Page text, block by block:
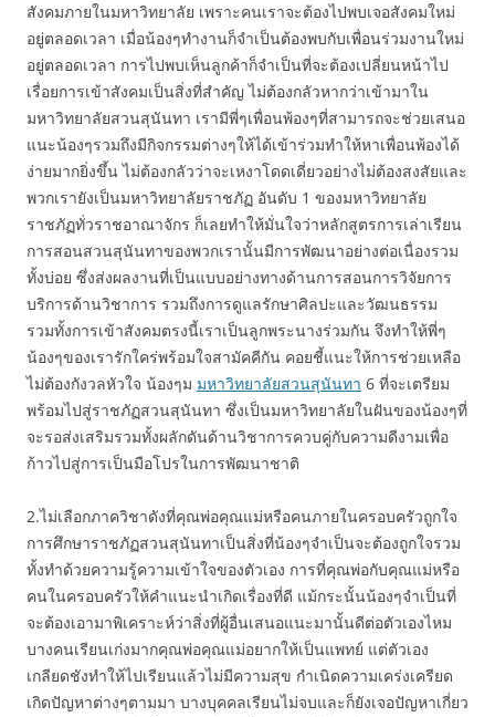
สังคมภายในมหาวิทยาลัย เพราะคนเราจะต้องไปพบเจอสังคมใหม่
อยู่ตลอดเวลา เมื่อน้องๆทำงานก็จำเป็นต้องพบกับเพื่อนร่วมงานใหม่
อยู่ตลอดเวลา การไปพบเห็นลูกค้าก็จำเป็นที่จะต้องเปลี่ยนหน้าไป
เรื่อยการเข้าสังคมเป็นสิ่งที่สำคัญ ไม่ต้องกลัวหากว่าเข้ามาใน
มหาวิทยาลัยสวนสุนันทา เรามีพี่ๆเพื่อนพ้องๆที่สามารถจะช่วยเสนอ
แนะน้องๆรวมถึงมีกิจกรรมต่างๆให้ได้เข้าร่วมทำให้หาเพื่อนพ้องได้
ง่ายมากยิ่งขึ้น ไม่ต้องกลัวว่าจะเหงาโดดเดี่ยวอย่างไม่ต้องสงสัยและ
พวกเรายังเป็นมหาวิทยาลัยราชภัฏ อันดับ 1 ของมหาวิทยาลัย
ราชภัฏทั่วราชอาณาจักร ก็เลยทำให้มั่นใจว่าหลักสูตรการเล่าเรียน
การสอนสวนสุนันทาของพวกเรานั้นมีการพัฒนาอย่างต่อเนื่องรวม
ทั้งบ่อย ซึ่งส่งผลงานที่เป็นแบบอย่างทางด้านการสอนการวิจัยการ
บริการด้านวิชาการ รวมถึงการดูแลรักษาศิลปะและวัฒนธรรม
รวมทั้งการเข้าสังคมตรงนี้เราเป็นลูกพระนางร่วมกัน จึงทำให้พี่ๆ
น้องๆของเรารักใคร่พร้อมใจสามัคคีกัน คอยชี้แนะให้การช่วยเหลือ
ไม่ต้องกังวลหัวใจ น้องๆม มหาวิทยาลัยสวนสุนันทา 6 ที่จะเตรียม
พร้อมไปสู่ราชภัฏสวนสุนันทา ซึ่งเป็นมหาวิทยาลัยในฝันของน้องๆที่
จะรอส่งเสริมรวมทั้งผลักดันด้านวิชาการควบคู่กับความดีงามเพื่อ
ก้าวไปสู่การเป็นมือโปรในการพัฒนาชาติ
2.ไม่เลือกภาควิชาดังที่คุณพ่อคุณแม่หรือคนภายในครอบครัวถูกใจ
การศึกษาราชภัฏสวนสุนันทาเป็นสิ่งที่น้องๆจำเป็นจะต้องถูกใจรวม
ทั้งทำด้วยความรู้ความเข้าใจของตัวเอง การที่คุณพ่อกับคุณแม่หรือ
คนในครอบครัวให้คำแนะนำเกิดเรื่องที่ดี แม้กระนั้นน้องๆจำเป็นที่
จะต้องเอามาพิเคราะห์ว่าสิ่งที่ผู้อื่นเสนอแนะมานั้นดีต่อตัวเองไหม
บางคนเรียนเก่งมากคุณพ่อคุณแม่อยากให้เป็นแพทย์ แต่ตัวเอง
เกลียดชังทำให้ไปเรียนแล้วไม่มีความสุข กำเนิดความเคร่งเครียด
เกิดปัญหาต่างๆตามมา บางบุคคลเรียนไม่จบและก็ยังเจอปัญหาเกี่ยว